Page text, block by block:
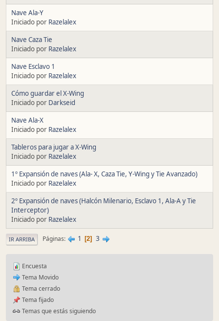
Nave Ala-Y
Iniciado por Razelalex
Nave Caza Tie
Iniciado por Razelalex
Nave Esclavo 1
Iniciado por Razelalex
Cómo guardar el X-Wing
Iniciado por Darkseid
Nave Ala-X
Iniciado por Razelalex
Tableros para jugar a X-Wing
Iniciado por Razelalex
1º Expansión de naves (Ala- X, Caza Tie, Y-Wing y Tie Avanzado)
Iniciado por Razelalex
2º Expansión de naves (Halcón Milenario, Esclavo 1, Ala-A y Tie
Interceptor)
Iniciado por Razelalex
IR ARRIBA Páginas 1 2 3
Encuesta
Tema Movido
Tema cerrado
Tema fijado
Temas que estás siguiendo